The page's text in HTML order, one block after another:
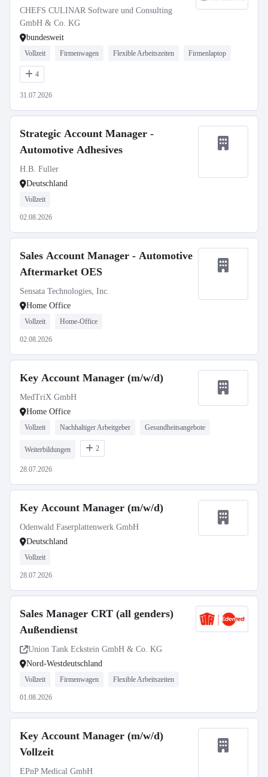
CHEFS CULINAR Software und Consulting
GmbH & Co. KG
bundesweit
Vollzeit Firmenwagen Flexible Arbeitszeiten Firmenlaptop
4
31.07.2026
Strategic Account Manager -
Automotive Adhesives
H.B. Fuller
Deutschland
Vollzeit
02.08.2026
Sales Account Manager - Automotive
Aftermarket OES
Sensata Technologies, Inc.
Home Office
Vollzeit Home-Office
02.08.2026
Key Account Manager (m/w/d)
MedTriX GmbH
Home Office
Vollzeit Nachhaltiger Arbeitgeber Gesundheitsangebote
Weiterbildungen 2
28.07.2026
Key Account Manager (m/w/d)
Odenwald Faserplattenwerk GmbH
Deutschland
Vollzeit
28.07.2026
Sales Manager CRT (all genders)
Außendienst
Union Tank Eckstein GmbH & Co. KG
Nord-Westdeutschland
Vollzeit Firmenwagen Flexible Arbeitszeiten
01.08.2026
Key Account Manager (m/w/d)
Vollzeit
EPnP Medical GmbH